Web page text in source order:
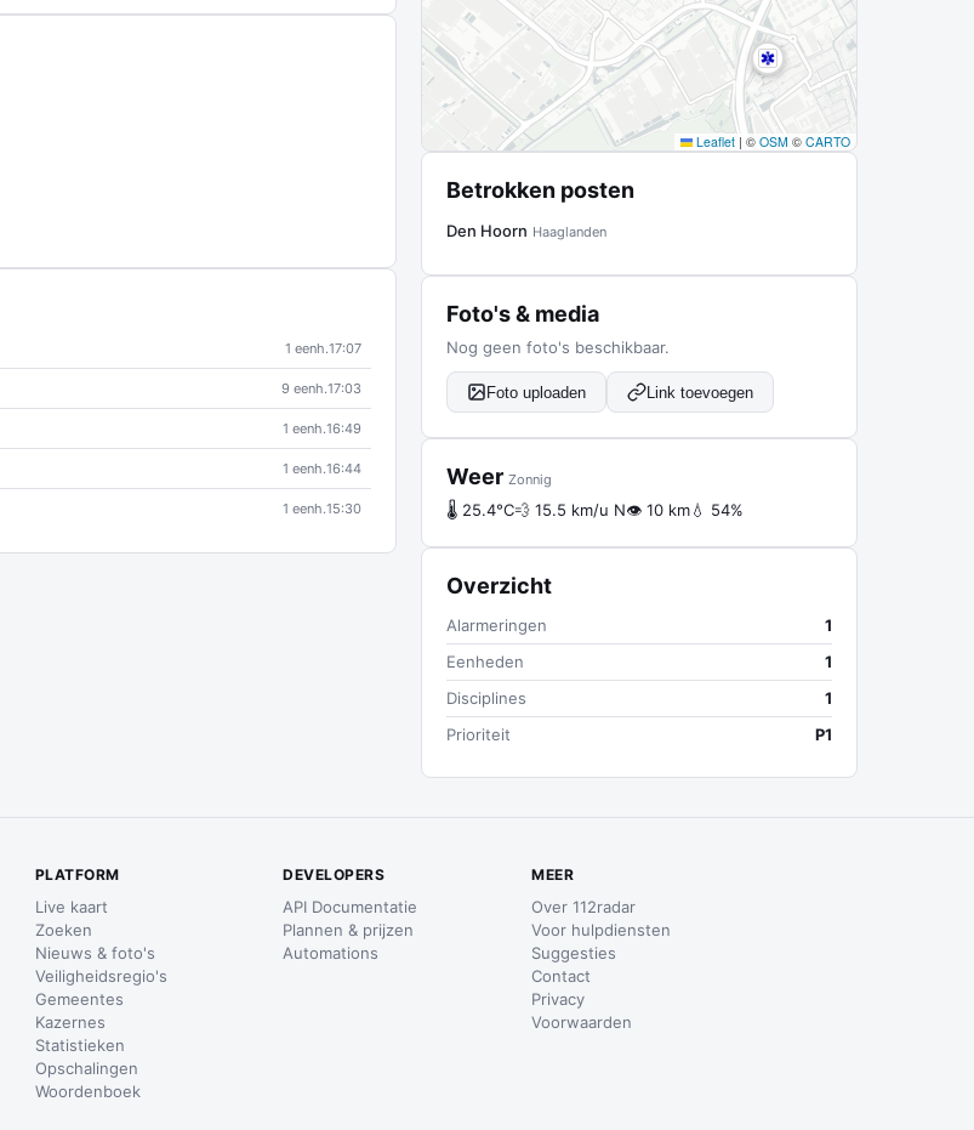
1 eenh.17:07
9 eenh.17:03
1 eenh.16:49
1 eenh.16:44
1 eenh.15:30
Leaflet | © OSM © CARTO
Betrokken posten
Den Hoorn Haaglanden
Foto's & media
Nog geen foto's beschikbaar.
Foto uploaden Link toevoegen
Weer Zonnig
🌡 25.4°C💨 15.5 km/u N👁 10 km💧 54%
Overzicht
Alarmeringen
1
Eenheden
1
Disciplines
1
Prioriteit
P1
PLATFORM
Live kaart
Zoeken
Nieuws & foto's
Veiligheidsregio's
Gemeentes
Kazernes
Statistieken
Opschalingen
Woordenboek
DEVELOPERS
API Documentatie
Plannen & prijzen
Automations
MEER
Over 112radar
Voor hulpdiensten
Suggesties
Contact
Privacy
Voorwaarden